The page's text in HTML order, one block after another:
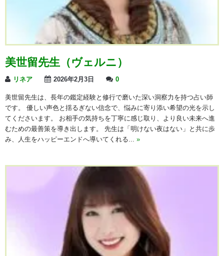
美世留先生（ヴェルニ）
リネア 2026年2月3日 0
美世留先生は、長年の鑑定経験と修行で磨いた深い洞察力を持つ占い師
です。 優しい声色と揺るぎない信念で、悩みに寄り添い希望の光を示し
てくださいます。 お相手の気持ちを丁寧に感じ取り、より良い未来へ進
むための最善策を導き出します。 先生は「明けない夜はない」と共に歩
み、人生をハッピーエンドへ導いてくれる... »